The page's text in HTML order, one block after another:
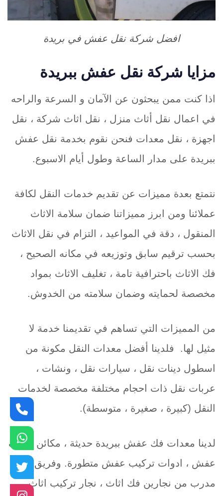
افضل شركة نقل عفش في بريدة
مزايا شركة نقل عفش ببريدة
اذا كنت ممن يبحثون عن الآمان و السرعة والراحه
في اعمال نقل أثاث منزل ، نقل اثاث شركة ، نقل
اجهزة ، نقل معدات فنحن نقوم بخدمة نقل عفش
ببريدة على مدار الساعة وطول أيام الاسبوع.
نتمتع بعدة مميزات عن تقديم خدمات النقل لكافة
عملائنا ومن ابرز مميزاتنا ضمان سلامة الاثاث
المنقول ، دقة في المواعيد ، التزام في نقل الاثاث
بحسب ترقيم سابق وتوزيعه في مكانه الصحيح ،
فك الاثاث باحترافية تامة ، تغليف الاثاث بمواد
مخصصة لحمايته وضمان سلامته من الخدوش.
من المميزات التي تساهم في تقديمنا خدمة لا
مثيل لها. فلدينا أفضل معدات النقل مكونة من
اسطول دينات نقل ، سيارات نقل ، ونشات ،
عربات نقل ذات احجام مختلفة مخصصة لخدمات
النقل (كبيرة ، صغيرة ، متوسطة).
لدينا معدات فك عفش ببريدة حديثة ، مكائن تغليف
عفش ، ادوات تركيب عفش متطورة. وفريق عمل
مدرب من نجارين فك اثاث ، نجار تركيب اثاث ،